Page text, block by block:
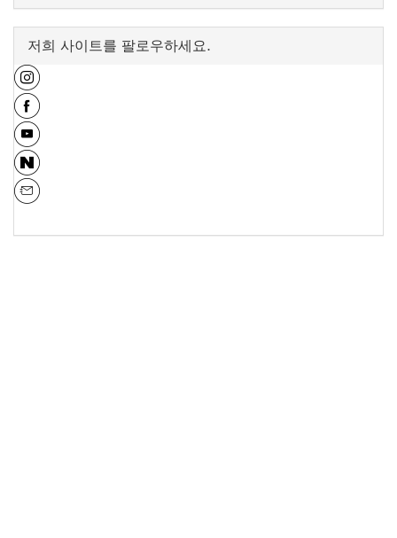
저희 사이트를 팔로우하세요.